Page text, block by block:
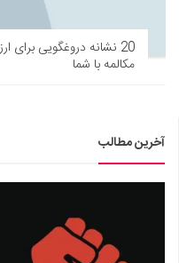
20 نشانه دروغگویی
مکالمه با شما
آخرین مطالب